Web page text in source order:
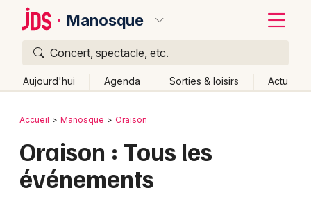
Manosque
Concert, spectacle, etc.
Aujourd'hui Agenda Sorties & loisirs Actu
Publier un événement
Bordeaux
Colmar
Retour
Accueil Manosque Oraison
Oraison : Tous les
événements
Quoi ?
Où ?
Alpes de Hautes-Provence (04)
Provence-Alpes-Côte-d'Azur
Changer de lieu